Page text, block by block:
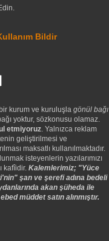
Bildir
kurum ve kuruluşla gönül bağı
yoktur, sözkonusu olamaz.
etmiyoruz. Yalnızca reklam
geliştirilmesi ve
maksatlı kullanılmaktadır.
isteyenlerin yazılarımızı
kafîidir. Kalemlerimiz; "Yüce
şan ve şerefi adına bedeli
akan şüheda ile
müddet satın alınmıştır.